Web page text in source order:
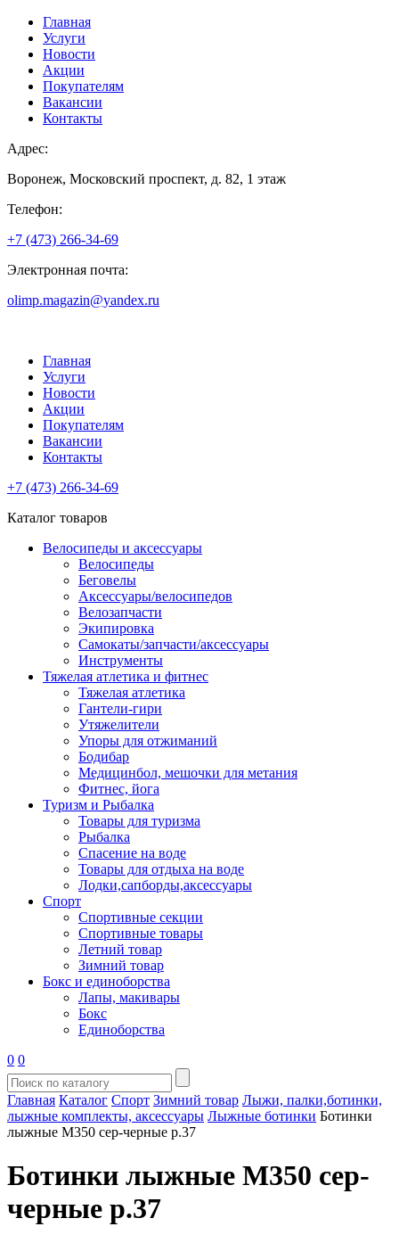
Главная
Услуги
Новости
Акции
Покупателям
Вакансии
Контакты
Адрес:
Воронеж, Московский проспект, д. 82, 1 этаж
Телефон:
+7 (473) 266-34-69
Электронная почта:
olimp.magazin@yandex.ru
Главная
Услуги
Новости
Акции
Покупателям
Вакансии
Контакты
+7 (473) 266-34-69
Каталог товаров
Велосипеды и аксессуары
Велосипеды
Беговелы
Аксессуары/велосипедов
Велозапчасти
Экипировка
Самокаты/запчасти/аксессуары
Инструменты
Тяжелая атлетика и фитнес
Тяжелая атлетика
Гантели-гири
Утяжелители
Упоры для отжиманий
Бодибар
Медицинбол, мешочки для метания
Фитнес, йога
Туризм и Рыбалка
Товары для туризма
Рыбалка
Спасение на воде
Товары для отдыха на воде
Лодки,сапборды,аксессуары
Спорт
Спортивные секции
Спортивные товары
Летний товар
Зимний товар
Бокс и единоборства
Лапы, макивары
Бокс
Единоборства
0 0
Главная Каталог Спорт Зимний товар Лыжи, палки,ботинки,
лыжные комплекты, аксессуары Лыжные ботинки Ботинки
лыжные М350 сер-черные р.37
Ботинки лыжные М350 сер-
черные р.37